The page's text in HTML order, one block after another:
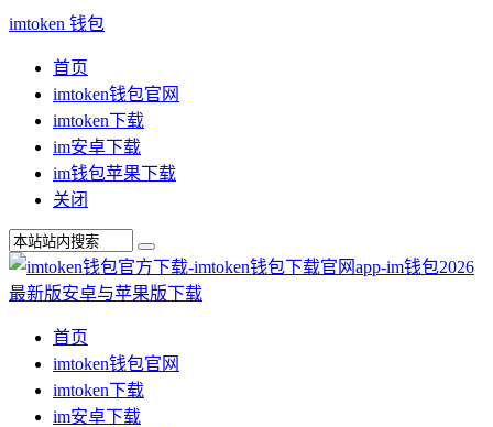
imtoken 钱包
首页
imtoken钱包官网
imtoken下载
im安卓下载
im钱包苹果下载
关闭
首页
imtoken钱包官网
imtoken下载
im安卓下载